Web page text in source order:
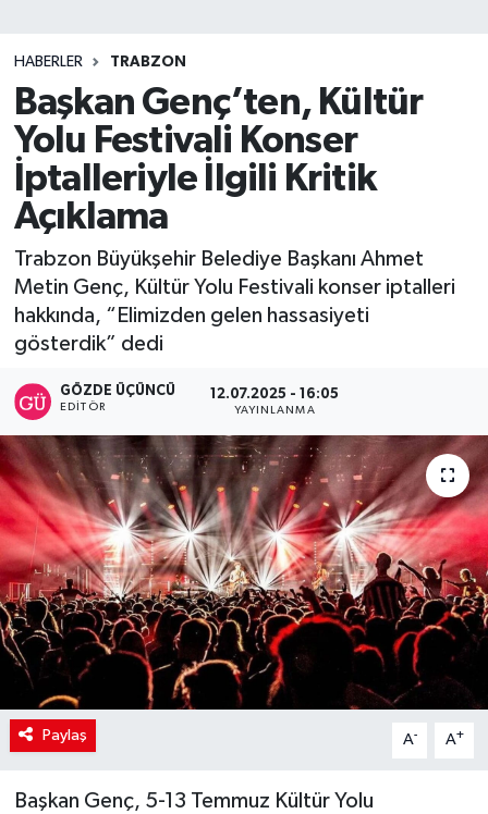
HABERLER TRABZON
Başkan Genç’ten, Kültür
Yolu Festivali Konser
İptalleriyle İlgili Kritik
Açıklama
Trabzon Büyükşehir Belediye Başkanı Ahmet
Metin Genç, Kültür Yolu Festivali konser iptalleri
hakkında, “Elimizden gelen hassasiyeti
gösterdik” dedi
GÖZDE ÜÇÜNCÜ
EDITÖR
12.07.2025 - 16:05
YAYINLANMA
Paylaş A- A+
Başkan Genç, 5-13 Temmuz Kültür Yolu
Teknoloji
TRABZON
TRABZONSPOR
Yaşam